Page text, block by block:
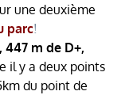
une deuxième
parc!
447 m de D+,
il y a deux points
du point de